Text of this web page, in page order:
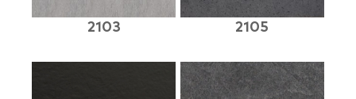
2103 2105